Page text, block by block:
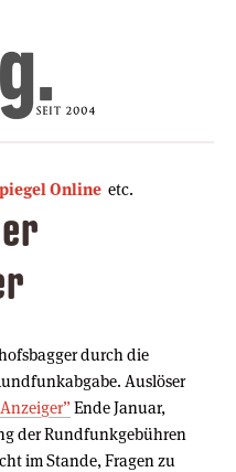
Online etc.
durch die
Auslöser
Ende Januar,
der Rundfunkgebühren
im Stande, Fragen zu